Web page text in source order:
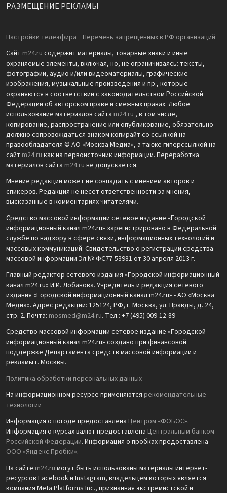
РАЗМЕЩЕНИЕ РЕКЛАМЫ
Настройки телеэфира
Перечень запрещенных в РФ организаций
Сайт m24.ru содержит материалы, товарные знаки и иные
охраняемые элементы, включая, но, не ограничиваясь: тексты,
фотографии, аудио и/или видеоматериалы, графические
изображения, музыкальные произведения и пр., которые
охраняются в соответствии с законодательством Российской
Федерации об авторском праве и смежных правах. Любое
использование материалов сайта m24.ru , в том числе,
копирование, распространение или опубликование, обязательно
должно сопровождаться знаком копирайт со ссылкой на
правообладателя © АО «Москва Медиа», а также гиперссылкой на
сайт m24.ru как на первоисточник информации. Переработка
материалов сайта m24.ru не допускается.
Мнение редакции может не совпадать с мнением авторов и
спикеров. Редакция не несет ответственности за мнения,
высказанные в комментариях читателями.
Средство массовой информации сетевое издание «Городской
информационный канал m24.ru» зарегистрировано в Федеральной
службе по надзору в сфере связи, информационных технологий и
массовых коммуникаций. Свидетельство о регистрации средства
массовой информации Эл № ФС77-53981 от 30 апреля 2013 г.
Главный редактор сетевого издания «Городской информационный
канал m24.ru» И.И. Лобанова. Учредитель и редакция сетевого
издания «Городской информационный канал m24.ru» - АО «Москва
Медиа». Адрес редакции: 125124, РФ, г. Москва, ул. Правды, д. 24,
стр. 2. Почта: mosmed@m24.ru. Тел.: +7 (495) 009-12-89
Средство массовой информации сетевое издание «Городской
информационный канал m24.ru» создано при финансовой
поддержке Департамента средств массовой информации и
рекламы г. Москвы.
Политика обработки персональных данных
На информационном ресурсе применяются рекомендательные
технологии
Информация о погоде предоставлена Центром «ФОБОС».
Информация о курсах валют предоставлена Центральным банком
Российской Федерации. Информация о пробках предоставлена
ООО «Яндекс.Пробки».
На сайте m24.ru могут быть использованы материалы интернет-
ресурсов Facebook и Instagram, владельцем которых является
компания Meta Platforms Inc., признанная экстремистской и